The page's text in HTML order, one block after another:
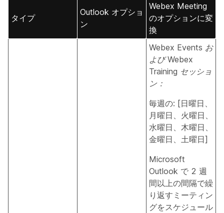
タイプ
Outlook オプショ
ン
Webex Meeting
のオプションに変
換
Webex Events お
よび Webex
Training セッショ
ン：
毎週の: [日曜日、
月曜日、火曜日、
水曜日、木曜日、
金曜日、土曜日]
Microsoft
Outlook で 2 週
間以上の間隔で繰
り返すミーティン
グをスケジュール